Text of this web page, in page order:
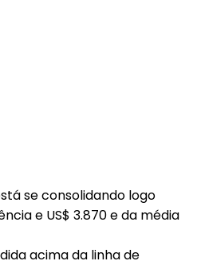
se consolidando logo
e US$ 3.870 e da média
acima da linha de